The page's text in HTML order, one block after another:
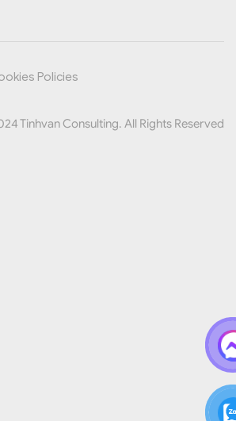
Policies
Tinhvan Consulting. All Rights Reserved